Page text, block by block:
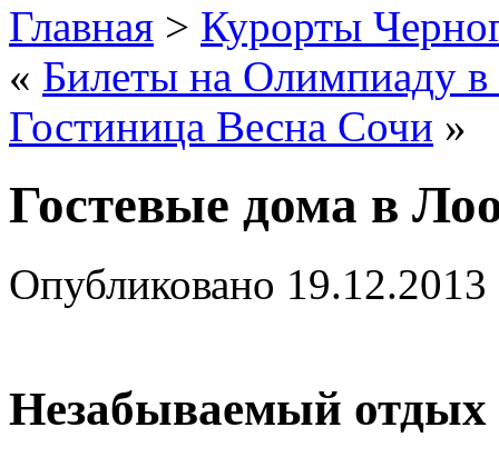
Главная > Курорты
« Билеты на Олимпиаду
Гостиница Весна Сочи »
Гостевые дома в
Опубликовано 19.12.2013
Незабываемый отдых